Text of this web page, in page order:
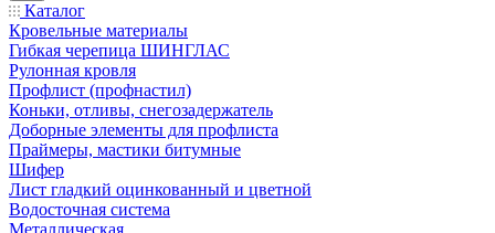
Каталог
Кровельные материалы
Гибкая черепица ШИНГЛАС
Рулонная кровля
Профлист (профнастил)
Коньки, отливы, снегозадержатель
Доборные элементы для профлиста
Праймеры, мастики битумные
Шифер
Лист гладкий оцинкованный и цветной
Водосточная система
Металлическая